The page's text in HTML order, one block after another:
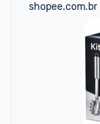
shopee.com.br